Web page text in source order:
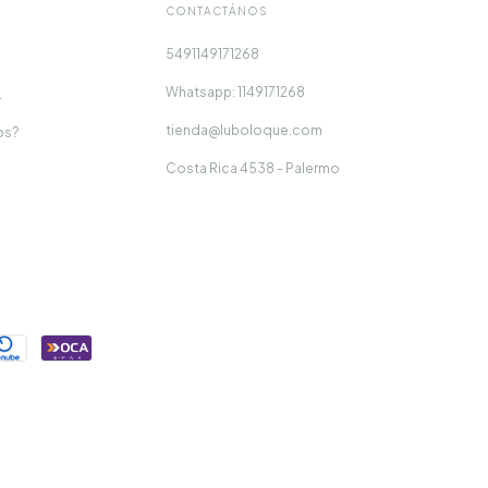
CONTACTÁNOS
5491149171268
Whatsapp: 1149171268
tienda@luboloque.com
Costa Rica 4538 - Palermo